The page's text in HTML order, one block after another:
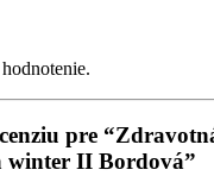
pre
winter II Bordová”